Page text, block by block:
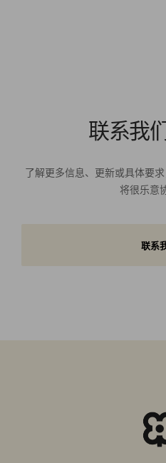
联系我
了解更多信息、更新或具体要
将很乐意
联系